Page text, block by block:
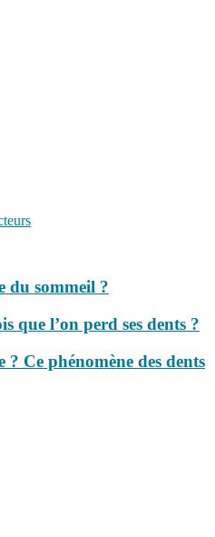
du sommeil ?
que l’on perd ses dents ?
? Ce phénomène des dents